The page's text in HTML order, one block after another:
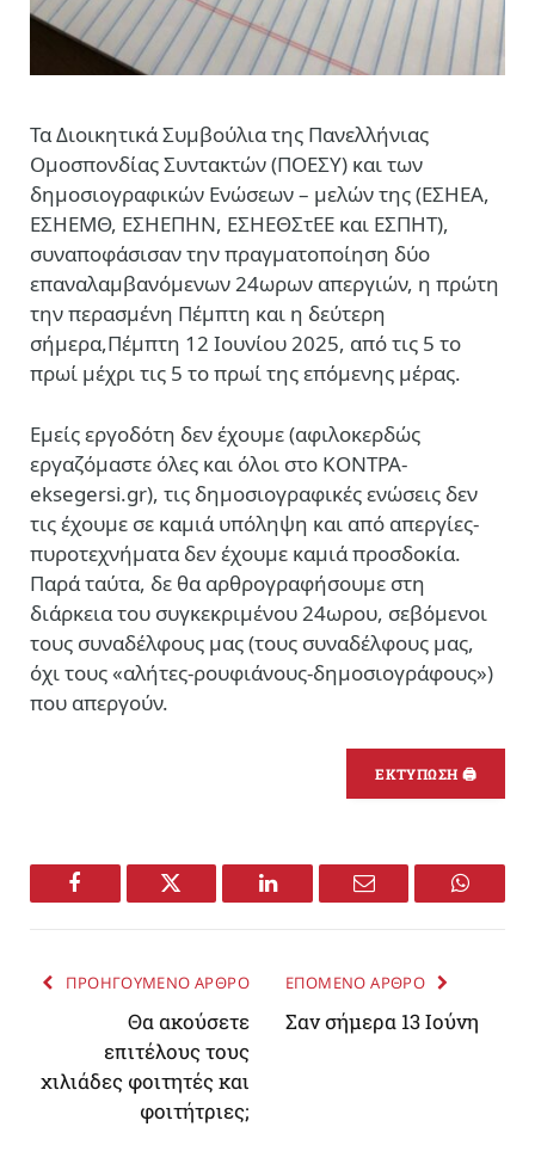
Τα Διοικητικά Συμβούλια της Πανελλήνιας
Ομοσπονδίας Συντακτών (ΠΟΕΣΥ) και των
δημοσιογραφικών Ενώσεων – μελών της (ΕΣΗΕΑ,
ΕΣΗΕΜΘ, ΕΣΗΕΠΗΝ, ΕΣΗΕΘΣτΕΕ και ΕΣΠΗΤ),
συναποφάσισαν την πραγματοποίηση δύο
επαναλαμβανόμενων 24ωρων απεργιών, η πρώτη
την περασμένη Πέμπτη και η δεύτερη
σήμερα,Πέμπτη 12 Ιουνίου 2025, από τις 5 το
πρωί μέχρι τις 5 το πρωί της επόμενης μέρας.
Εμείς εργοδότη δεν έχουμε (αφιλοκερδώς
εργαζόμαστε όλες και όλοι στο ΚΟΝΤΡΑ-
eksegersi.gr), τις δημοσιογραφικές ενώσεις δεν
τις έχουμε σε καμιά υπόληψη και από απεργίες-
πυροτεχνήματα δεν έχουμε καμιά προσδοκία.
Παρά ταύτα, δε θα αρθρογραφήσουμε στη
διάρκεια του συγκεκριμένου 24ωρου, σεβόμενοι
τους συναδέλφους μας (τους συναδέλφους μας,
όχι τους «αλήτες-ρουφιάνους-δημοσιογράφους»)
που απεργούν.
ΕΚΤΥΠΩΣΗ 🖨
Facebook Twitter LinkedIn Email
ΠΡΟΗΓΟΥΜΕΝΟ ΑΡΘΡΟ
Θα ακούσετε
επιτέλους τους
χιλιάδες φοιτητές και
φοιτήτριες;
ΕΠΟΜΕΝΟ ΑΡΘΡΟ
Σαν σήμερα 13 Ιούνη